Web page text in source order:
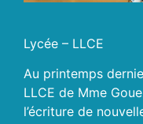
Lycée – LLCE
Au printemps
LLCE de Mme
l’écriture de